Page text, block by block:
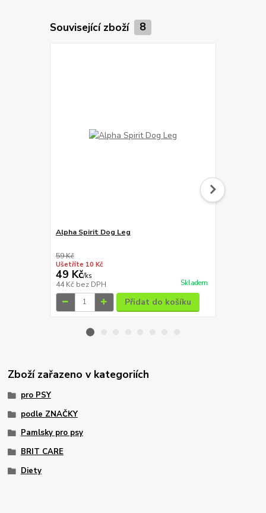
Související zboží 8
Alpha Spirit Dog Leg
59 Kč
Ušetříte 10 Kč
49 Kč/ks
44 Kč bez DPH Skladem
Přidat do košíku
Zboží zařazeno v kategoriích
pro PSY
podle ZNAČKY
Pamlsky pro psy
BRIT CARE
Diety